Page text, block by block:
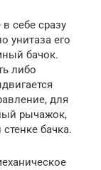
себе сразу
унитаза его
бачок.
либо
для
рычажок,
бачка.